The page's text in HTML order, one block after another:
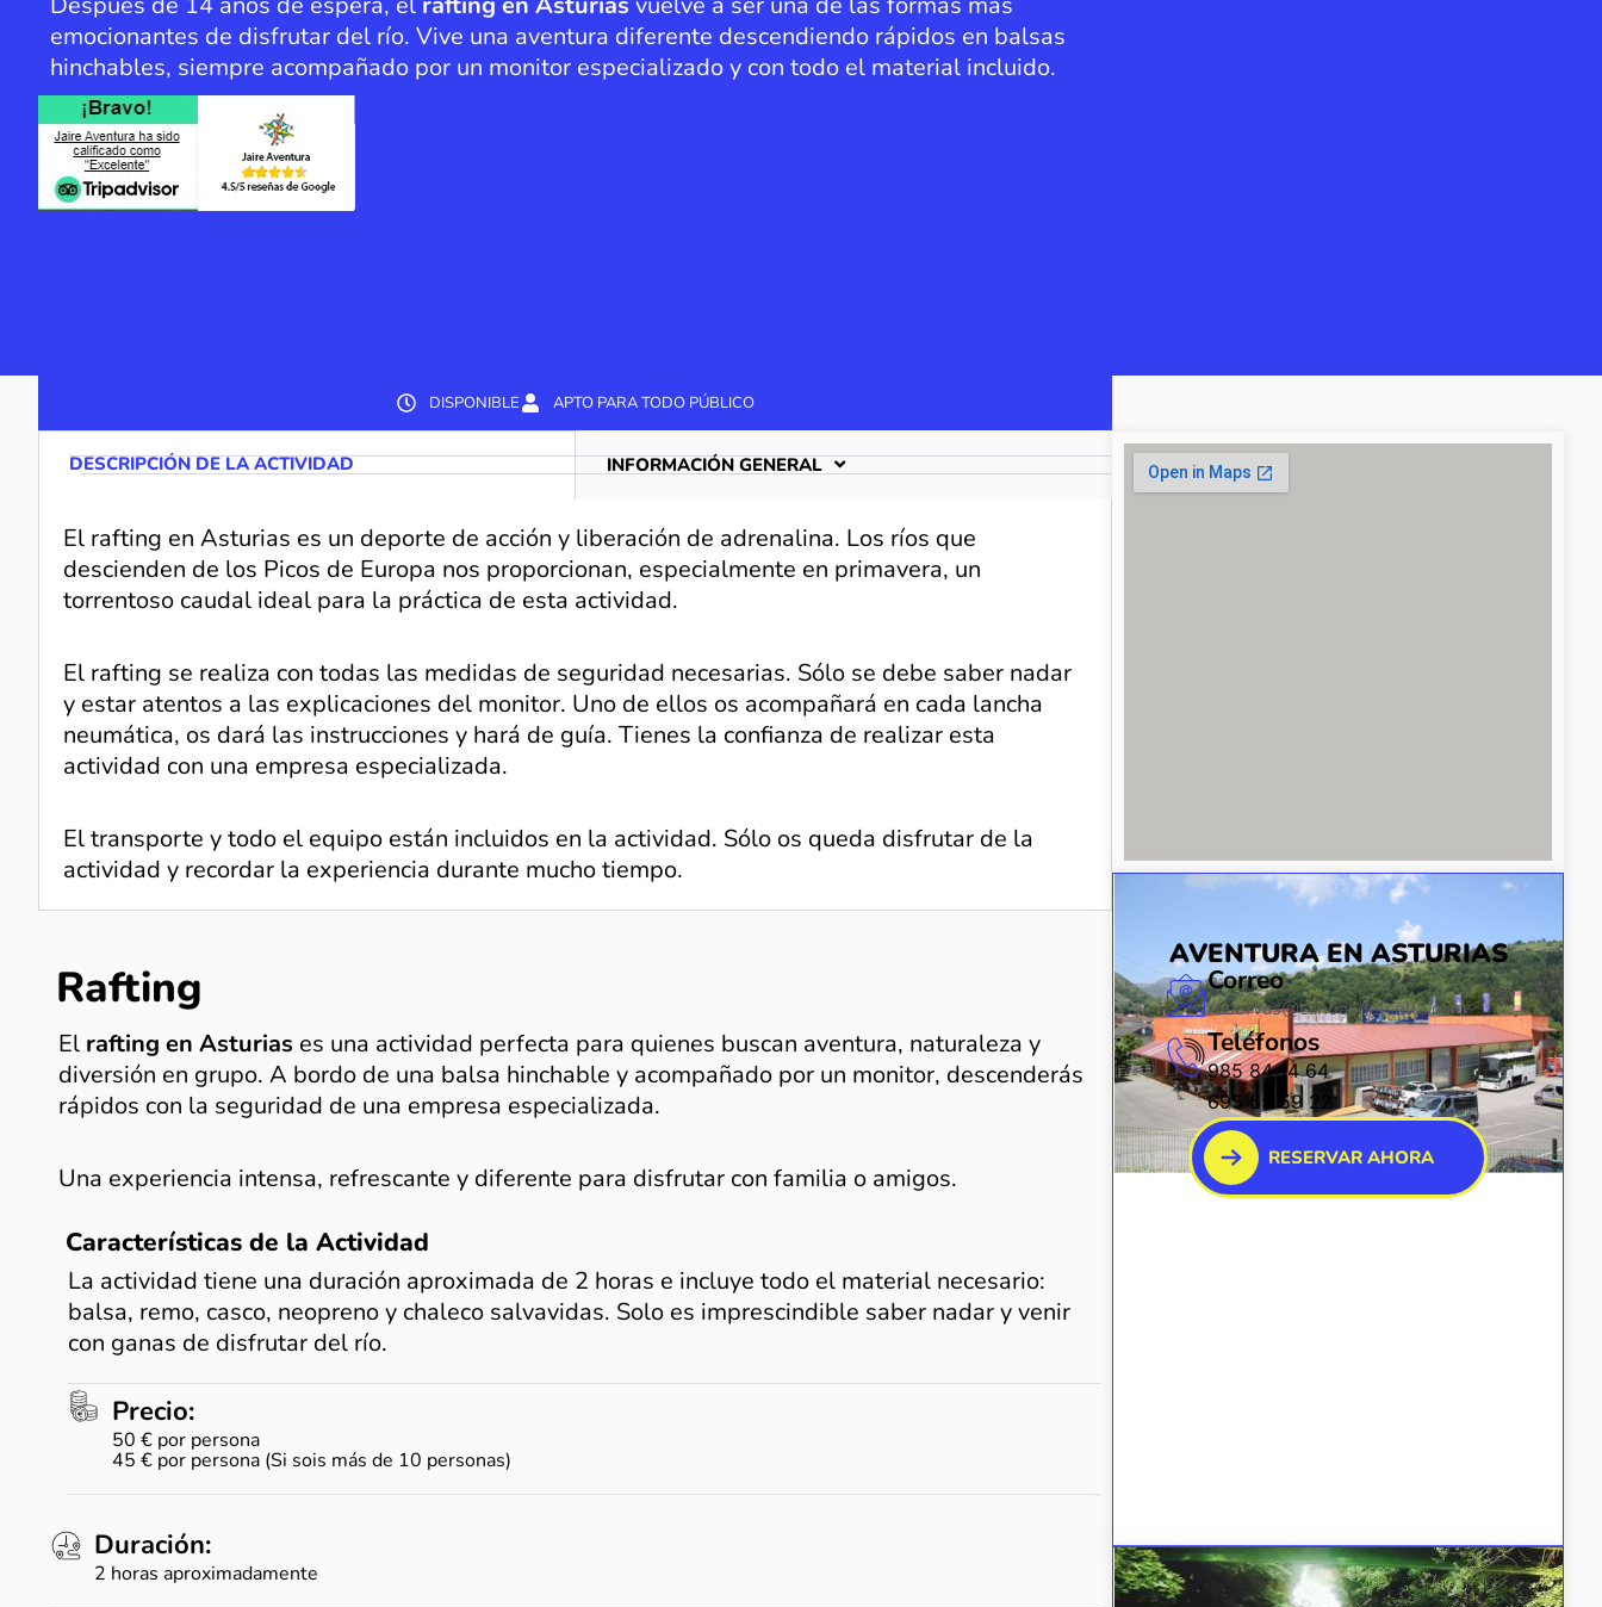
emocionantes de disfrutar del río. Vive una aventura diferente descendiendo rápidos en balsas
hinchables, siempre acompañado por un monitor especializado y con todo el material incluido.
DISPONIBLE APTO PARA TODO PÚBLICO
DESCRIPCIÓN DE LA ACTIVIDAD INFORMACIÓN GENERAL
El rafting en Asturias es un deporte de acción y liberación de adrenalina. Los ríos que
descienden de los Picos de Europa nos proporcionan, especialmente en primavera, un
torrentoso caudal ideal para la práctica de esta actividad.
El rafting se realiza con todas las medidas de seguridad necesarias. Sólo se debe saber nadar
y estar atentos a las explicaciones del monitor. Uno de ellos os acompañará en cada lancha
neumática, os dará las instrucciones y hará de guía. Tienes la confianza de realizar esta
actividad con una empresa especializada.
El transporte y todo el equipo están incluidos en la actividad. Sólo os queda disfrutar de la
actividad y recordar la experiencia durante mucho tiempo.
Rafting
El rafting en Asturias es una actividad perfecta para quienes buscan aventura, naturaleza y
diversión en grupo. A bordo de una balsa hinchable y acompañado por un monitor, descenderás
rápidos con la seguridad de una empresa especializada.
Una experiencia intensa, refrescante y diferente para disfrutar con familia o amigos.
Características de la Actividad
La actividad tiene una duración aproximada de 2 horas e incluye todo el material necesario:
balsa, remo, casco, neopreno y chaleco salvavidas. Solo es imprescindible saber nadar y venir
con ganas de disfrutar del río.
Precio:
50 € por persona
45 € por persona (Si sois más de 10 personas)
Duración:
2 horas aproximadamente
AVENTURA EN ASTURIAS
Correo
reservas@canoasdelsella.com
Teléfonos
985 84 14 64
695 55 59 22
RESERVAR AHORA